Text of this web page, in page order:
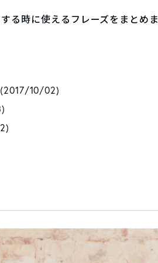
る時に使えるフレーズをまとめま
(2017/10/02)